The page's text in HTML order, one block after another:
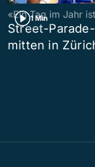
1 Min
«Ein Tag im Jahr
Street-
mitten in